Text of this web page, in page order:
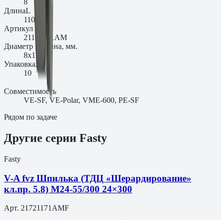
8
ДлинаL
110
Артикул
21101101AM
Диаметр и длина, мм.
8x110
Упаковка, шт.
10
Совместимость
VE-SF, VE-Polar, VME-600, PE-SF
Рядом по задаче
Другие серии Fasty
Fasty
V-A fvz Шпилька (ТДЦ «Шерардирование»
кл.пр. 5.8) M24-55/300 24×300
Арт. 21721171AMF